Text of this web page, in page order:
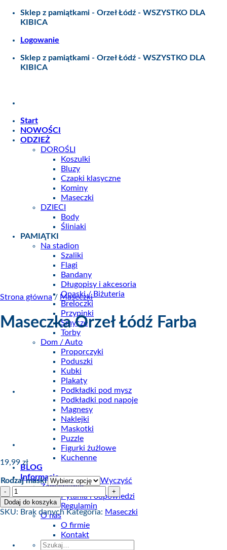
Skip
Sklep z pamiątkami - Orzeł Łódź - WSZYSTKO DLA
KIBICA
Logowanie
Sklep z pamiątkami - Orzeł Łódź - WSZYSTKO DLA
KIBICA
Start
NOWOŚCI
ODZIEŻ
DOROŚLI
Koszulki
Bluzy
Czapki klasyczne
Kominy
Maseczki
DZIECI
Body
Śliniaki
PAMIĄTKI
Na stadion
Szaliki
Flagi
Bandany
Długopisy i akcesoria
Opaski / Biżuteria
Breloczki
Przypinki
Smycze
Torby
Dom / Auto
Proporczyki
Poduszki
Kubki
Plakaty
Podkładki pod mysz
Podkładki pod napoje
Magnesy
Naklejki
Maskotki
Puzzle
Figurki żużlowe
Kuchenne
BLOG
Informacje
Zamawianie
Pytania i odpowiedzi
Regulamin
O nas
O firmie
Kontakt
Szukaj:
Strona główna / Maseczki
Maseczka Orzeł Łódź Farba
19,99 zł
Rodzaj maski
Wyczyść
ilość
Maseczka
Orzeł
Dodaj do koszyka
SKU: Brak danych Kategoria: Maseczki